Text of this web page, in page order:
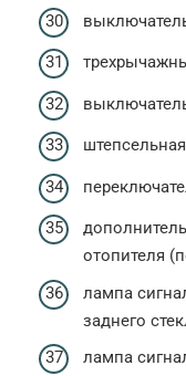
отопителя
лампа
заднего
лампа